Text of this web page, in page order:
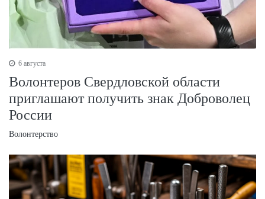
6 августа
Волонтеров Свердловской области
приглашают получить знак Доброволец
России
Волонтерство